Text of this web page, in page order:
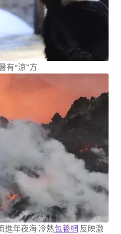
有“涼”方
進年夜海 冷熱包養網 反映激